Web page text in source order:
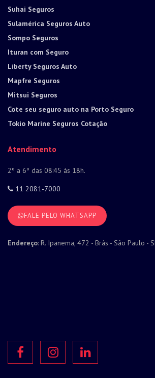
Suhai Seguros
Sulamérica Seguros Auto
Sompo Seguros
Ituran com Seguro
Liberty Seguros Auto
Mapfre Seguros
Mitsui Seguros
Cote seu seguro auto na Porto Seguro
Tokio Marine Seguros Cotação
Atendimento
2º a 6º das 08:45 às 18h.
11 2081-7000
FALE PELO WHATSAPP
Endereço: R. Ipanema, 472 - Brás - São Paulo -